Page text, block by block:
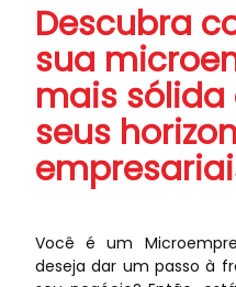
Descubra
sua
mais sólida
seus
Você é um
deseja dar um passo à